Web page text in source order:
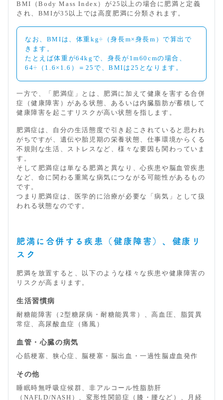
BMI（Body Mass Index）が25以上の場合に肥満と定義
され、BMIが35以上では高度肥満に分類されます。
なお、BMIは、体重kg÷（身長m×身長m）で算出で
きます。
たとえば体重が64kgで、身長が1m60cmの場合、
64÷（1.6×1.6）＝25で、BMIは25となります。
一方で、「肥満症」とは、肥満に加えて健康を害する合併
症（健康障害）がある状態、あるいは内臓脂肪が蓄積して
健康障害を起こすリスクが高い状態を指します。
肥満症は、自分の生活態度で引き起こされていると思われ
がちですが、遺伝や胎児期の栄養状態、仕事環境からくる
不規則な生活、ストレスなど、様々な要因も関わっていま
す。
そして肥満症は単なる肥満と異なり、心疾患や脳血管疾患
など、命に関わる重篤な病気につながる可能性があるもの
です。
つまり肥満症は、医学的に治療が必要な「病気」として扱
われる状態なのです。
肥満に合併する疾患（健康障害）、健康リ
スク
肥満を放置すると、以下のような様々な疾患や健康障害の
リスクが高まります。
生活習慣病
耐糖能障害（2型糖尿病・耐糖能異常）、高血圧、脂質異
常症、高尿酸血症（痛風）
血管・心臓の病気
心筋梗塞、狭心症、脳梗塞・脳出血・一過性脳虚血発作
その他
睡眠時無呼吸症候群、非アルコール性脂肪肝
（NAFLD/NASH）、変形性関節症（膝・腰など）、月経